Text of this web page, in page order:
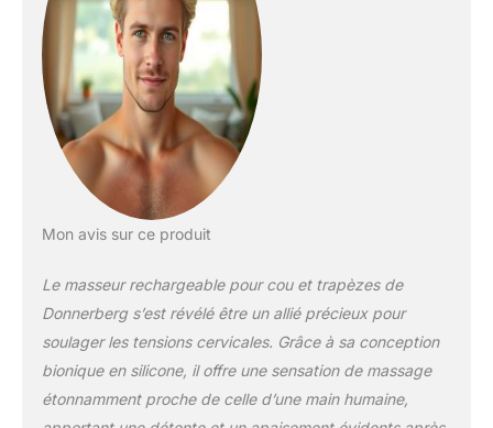
massage : équipe de
nœuds en silicone qui
pétrissent en simulant
les mouvements des
thérapeutes
professionnels, ce
coussin cervical shiatsu
est idéal pour
massage revigorant.
Adieu les tensions et
cervicales douloureuses !
spécialement développé
pour vous permettre de
Mon avis sur ce produit
Le masseur rechargeable pour cou et trapèzes de
Donnerberg s’est révélé être un allié précieux pour
soulager les tensions cervicales. Grâce à sa conception
bionique en silicone, il offre une sensation de massage
étonnamment proche de celle d’une main humaine,